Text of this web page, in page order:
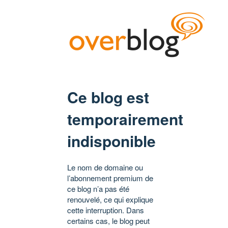
Ce blog est
temporairement
indisponible
Le nom de domaine ou
l’abonnement premium de
ce blog n’a pas été
renouvelé, ce qui explique
cette interruption. Dans
certains cas, le blog peut